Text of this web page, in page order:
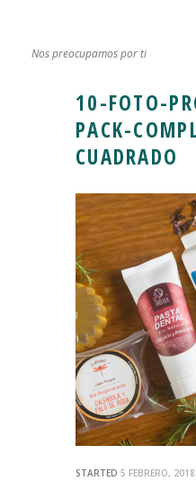
Nos preocupamos por ti
10-FOTO-
PACK-
CUADRADO
STARTED 5 FEBRERO, 2018